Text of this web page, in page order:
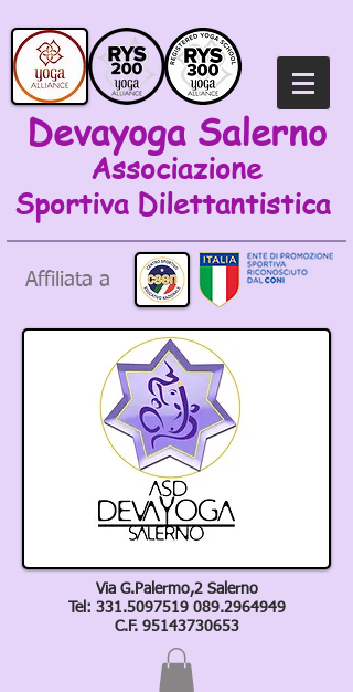
Devayoga Salerno
Associazione
Sportiva Dilettantistica
Affiliata a
Via G.Palermo,2 Salerno
Tel: 331.5097519 089.2964949
C.F. 95143730653